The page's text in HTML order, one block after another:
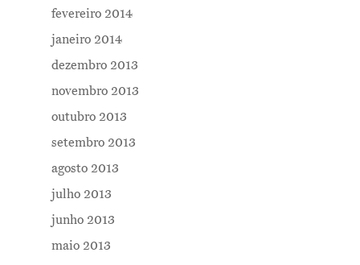
fevereiro 2014
janeiro 2014
dezembro 2013
novembro 2013
outubro 2013
setembro 2013
agosto 2013
julho 2013
junho 2013
maio 2013